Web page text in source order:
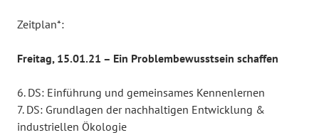
Zeitplan*:
Freitag, 15.01.21 – Ein Problembewusstsein schaffen
6. DS: Einführung und gemeinsames Kennenlernen
7. DS: Grundlagen der nachhaltigen Entwicklung &
industriellen Ökologie